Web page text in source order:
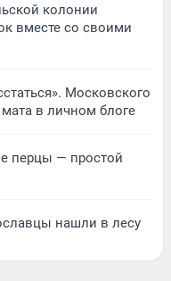
колонии
вместе со своими
Московского
в личном блоге
перцы — простой
нашли в лесу